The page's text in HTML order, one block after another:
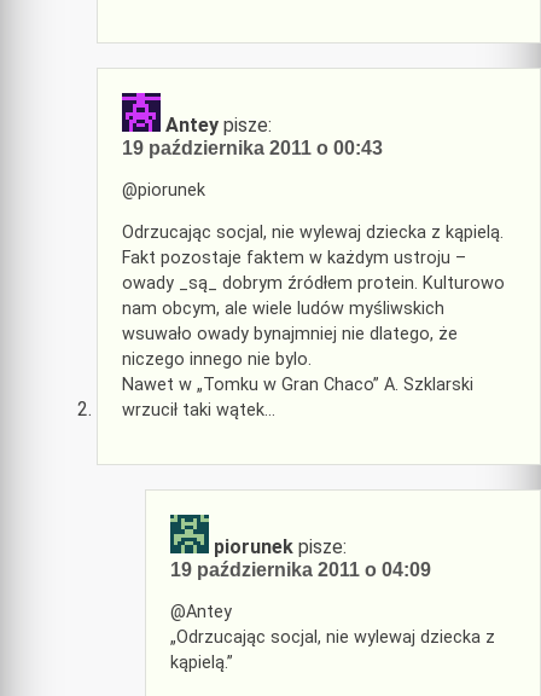
Antey pisze:
19 października 2011 o 00:43
@piorunek
Odrzucając socjal, nie wylewaj dziecka z kąpielą.
Fakt pozostaje faktem w każdym ustroju –
owady _są_ dobrym źródłem protein. Kulturowo
nam obcym, ale wiele ludów myśliwskich
wsuwało owady bynajmniej nie dlatego, że
niczego innego nie bylo.
Nawet w „Tomku w Gran Chaco” A. Szklarski
wrzucił taki wątek…
piorunek pisze:
19 października 2011 o 04:09
@Antey
„Odrzucając socjal, nie wylewaj dziecka z
kąpielą.”